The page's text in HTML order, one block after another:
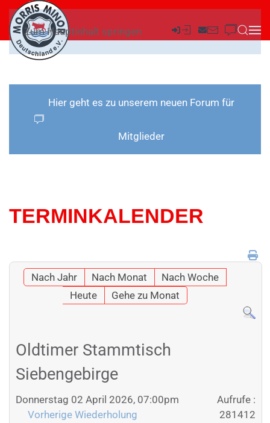
Zum Hauptinhalt springen
Hier geht es zu unserem neuen Forum für
Mitglieder
TERMINKALENDER
Nach Jahr Nach Monat
Nach Woche
Heute
Gehe zu Monat
Oldtimer Stammtisch
Siebengebirge
Donnerstag 02 April 2026, 07:00pm
Vorherige Wiederholung
Aufrufe :
281412